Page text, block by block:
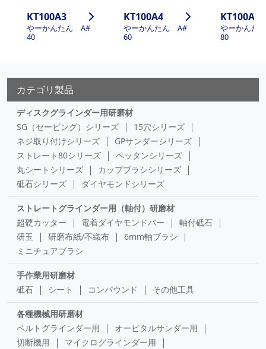
KT100A3
やーかんたん A#
40
KT100A4
やーかんたん A#
60
KT100A5
やーかんた
80
カテゴリ製品
ディスクグラインダー用研磨材
SG（セービング）シリーズ
15穴シリーズ
ネジ取り付けシリーズ
GPサンダーシリーズ
ストレート80シリーズ
ペッタンシリーズ
丸シートシリーズ
カップブラシシリーズ
砥石シリーズ
ダイヤモンドシリーズ
ストレートグラインダー用（軸付）研磨材
超硬カッター
電着ダイヤモンドバー
軸付砥石
研玉
研磨布紙/不織布
6mm軸ブラシ
ミニチュアブラシ
手作業用研磨材
砥石
シート コンパウンド その他工具
各種機械用研磨材
ベルトグラインダー用
オービタルサンダー用
切断機用
マイクログラインダー用